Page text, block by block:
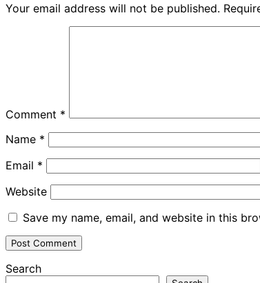
Your email address will not be published.
Comment *
Name *
Email *
Website
Save my name, email, and website in this
Search